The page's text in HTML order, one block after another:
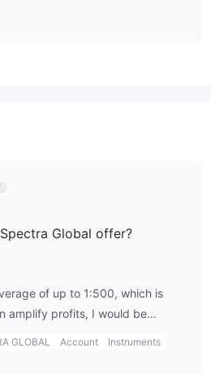
收取银行电汇交易的费用。然而，发
己的费用结构收费。
Global offer?
of up to 1:500, which is
amplify profits, I would be
as it can also lead to
I prefer to use moderate
GLOBAL Account
Instruments